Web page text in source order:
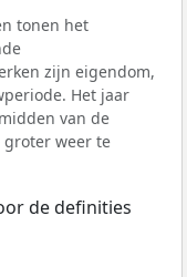
tonen het
zijn eigendom,
Het jaar
van de
groter weer te
de definities